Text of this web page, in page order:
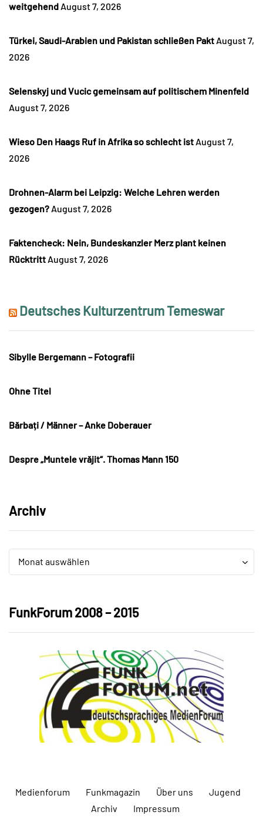
weitgehend August 7, 2026
Türkei, Saudi-Arabien und Pakistan schließen Pakt August 7,
2026
Selenskyj und Vucic gemeinsam auf politischem Minenfeld
August 7, 2026
Wieso Den Haags Ruf in Afrika so schlecht ist August 7,
2026
Drohnen-Alarm bei Leipzig: Welche Lehren werden
gezogen? August 7, 2026
Faktencheck: Nein, Bundeskanzler Merz plant keinen
Rücktritt August 7, 2026
Deutsches Kulturzentrum Temeswar
Sibylle Bergemann – Fotografii
Ohne Titel
Bărbați / Männer – Anke Doberauer
Despre „Muntele vrăjit“. Thomas Mann 150
Archiv
Archiv
Monat auswählen
Archiv
FunkForum 2008 – 2015
Medienforum Funkmagazin Über uns
Jugend
Archiv
Impressum